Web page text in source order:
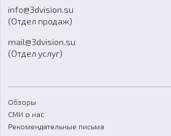
FAQ
info@3dvision.su
(Отдел продаж)
mail@3dvision.su
(Отдел услуг)
Обзоры
СМИ о нас
Рекомендательные письма